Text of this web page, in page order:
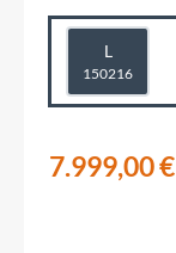
L
150216
7.999,00 €